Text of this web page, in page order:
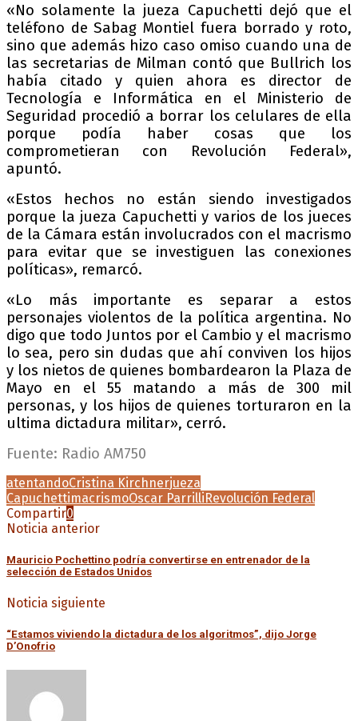
«No solamente la jueza Capuchetti dejó que el
teléfono de Sabag Montiel fuera borrado y roto,
sino que además hizo caso omiso cuando una de
las secretarias de Milman contó que Bullrich los
había citado y quien ahora es director de
Tecnología e Informática en el Ministerio de
Seguridad procedió a borrar los celulares de ella
porque podía haber cosas que los
comprometieran con Revolución Federal»,
apuntó.
«Estos hechos no están siendo investigados
porque la jueza Capuchetti y varios de los jueces
de la Cámara están involucrados con el macrismo
para evitar que se investiguen las conexiones
políticas», remarcó.
«Lo más importante es separar a estos
personajes violentos de la política argentina. No
digo que todo Juntos por el Cambio y el macrismo
lo sea, pero sin dudas que ahí conviven los hijos
y los nietos de quienes bombardearon la Plaza de
Mayo en el 55 matando a más de 300 mil
personas, y los hijos de quienes torturaron en la
ultima dictadura militar», cerró.
Fuente: Radio AM750
atentandoCristina Kirchnerjueza
CapuchettimacrismoOscar ParrilliRevolución Federal
Compartir0
Noticia anterior
Mauricio Pochettino podría convertirse en entrenador de la
selección de Estados Unidos
Noticia siguiente
“Estamos viviendo la dictadura de los algoritmos”, dijo Jorge
D’Onofrio